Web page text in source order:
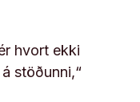
hvort ekki
stöðunni,“